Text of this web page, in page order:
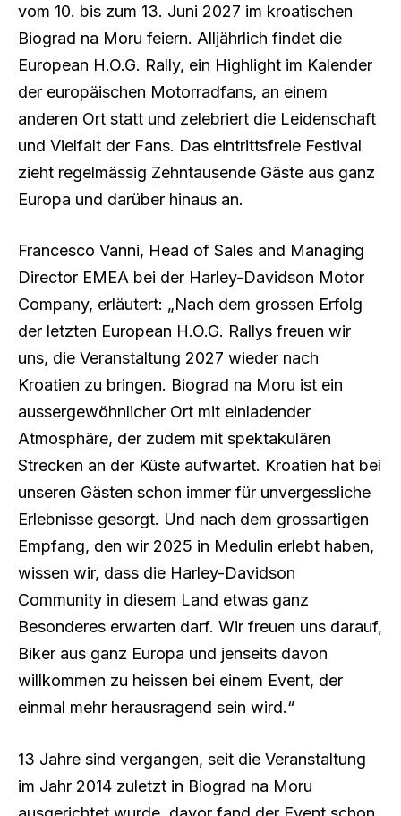
vom 10. bis zum 13. Juni 2027 im kroatischen
Biograd na Moru feiern. Alljährlich findet die
European H.O.G. Rally, ein Highlight im Kalender
der europäischen Motorradfans, an einem
anderen Ort statt und zelebriert die Leidenschaft
und Vielfalt der Fans. Das eintrittsfreie Festival
zieht regelmässig Zehntausende Gäste aus ganz
Europa und darüber hinaus an.
Francesco Vanni, Head of Sales and Managing
Director EMEA bei der Harley-Davidson Motor
Company, erläutert: „Nach dem grossen Erfolg
der letzten European H.O.G. Rallys freuen wir
uns, die Veranstaltung 2027 wieder nach
Kroatien zu bringen. Biograd na Moru ist ein
aussergewöhnlicher Ort mit einladender
Atmosphäre, der zudem mit spektakulären
Strecken an der Küste aufwartet. Kroatien hat bei
unseren Gästen schon immer für unvergessliche
Erlebnisse gesorgt. Und nach dem grossartigen
Empfang, den wir 2025 in Medulin erlebt haben,
wissen wir, dass die Harley-Davidson
Community in diesem Land etwas ganz
Besonderes erwarten darf. Wir freuen uns darauf,
Biker aus ganz Europa und jenseits davon
willkommen zu heissen bei einem Event, der
einmal mehr herausragend sein wird.“
13 Jahre sind vergangen, seit die Veranstaltung
im Jahr 2014 zuletzt in Biograd na Moru